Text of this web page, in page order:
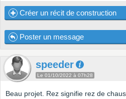
Créer un récit de construction
Poster un message
speeder
Le 01/10/2022 à 07h28
Beau projet. Rez signifie rez de